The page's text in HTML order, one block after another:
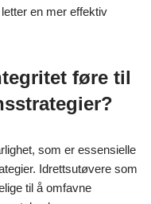
en mer effektiv
føre til
som er essensielle
Idrettsutøvere som
til å omfavne